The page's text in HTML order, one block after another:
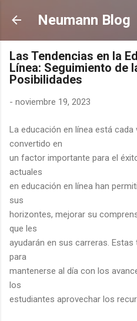
Ir al
Neumann Blog
Las Tendencias en la
Línea: Seguimiento de
Posibilidades
- noviembre 19, 2023
La educación en línea está
convertido en
un factor importante para el
actuales
en educación en línea han
sus
horizontes, mejorar su
que les
ayudarán en sus carreras.
para
mantenerse al día con los
los
estudiantes aprovechar los